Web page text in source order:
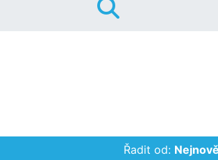
Řadit od: